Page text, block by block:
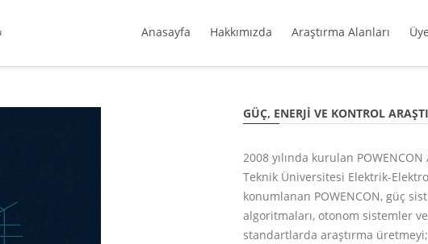
Anasayfa Hakkımızda Araştırma Alanları
GÜÇ, ENERJI VE KONTROL
2008 yılında kurulan
Teknik Üniversitesi Elektrik-
konumlanan POWENCON, güç
algoritmaları, otonom sistemler
standartlarda araştırma